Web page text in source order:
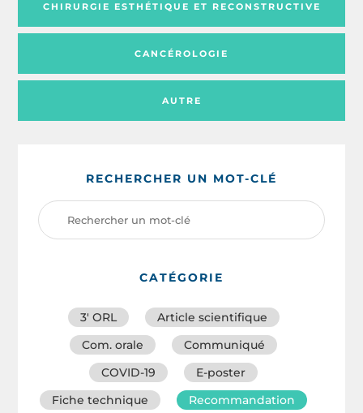
AUTRE
CHIRURGIE ESTHÉTIQUE ET RECONSTRUCTIVE
CANCÉROLOGIE
RECHERCHER UN MOT-CLÉ
CATÉGORIE
3′ ORL
Article scientifique
Com. orale
Communiqué
COVID-19
E-poster
Fiche technique
Recommandation